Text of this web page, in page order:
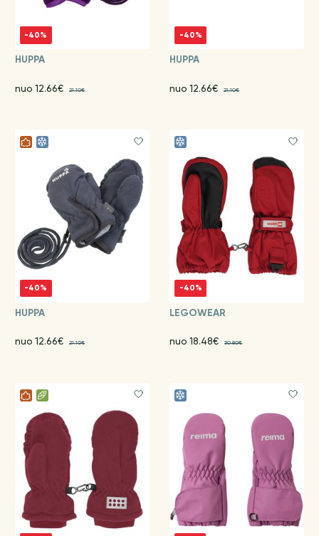
-40%
HUPPA
nuo 12.66€ 21.10€
-40%
HUPPA
nuo 12.66€ 21.10€
-40%
HUPPA
nuo 12.66€ 21.10€
-40%
LEGOWEAR
nuo 18.48€ 30.80€